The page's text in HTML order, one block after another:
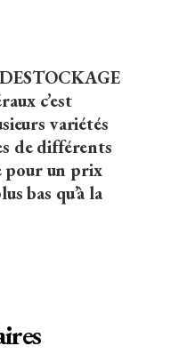
c’est
variétés
de différents
pour un prix
bas qu’à la